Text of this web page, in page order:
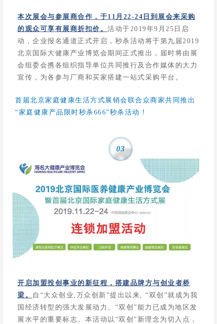
本次展会与参展商合作，于11月22-24日到展会来采购
的观众可享有展商折扣价。活动于2019年9月25日启
动，企业报名通道正式开启，秒杀活动将于第九届2019
北京国际大健康产业博览会期间正式推出，届时将由展
会组委会携各组织指导单位共同推行及合作媒体的大力
宣传，为各参与厂商和买家搭建一站式采购平台。
首届北京家庭健康生活方式展销会联合众商家共同推出
“家庭健康产品限时秒杀666”秒杀活动！
03
开启加盟投创事业的新征程，搭建品牌方与创业者桥
梁。
自“大众创业,万众创新”提出以来, “双创”就成为我
国经济转型的强大发展动力。“双创”能力已成为地区发
展水平的重要标志。本活动以“双创”新理念为切入点，